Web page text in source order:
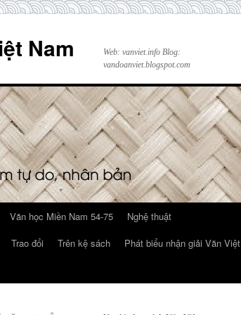
Nam
Web: vanviet.info Blog:
vandoanviet.blogspot.com
Văn học Miền Nam 54-75
Nghệ thuật
Trao đổi Trên kệ sách
Phát biểu nhận giải Văn Việt